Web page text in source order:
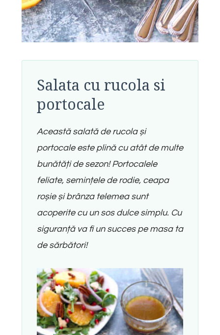
Salata cu rucola si
portocale
Această salată de rucola și
portocale este plină cu atât de multe
bunătăți de sezon! Portocalele
feliate, semințele de rodie, ceapa
roșie și brânza telemea sunt
acoperite cu un sos dulce simplu. Cu
siguranță va fi un succes pe masa ta
de sărbători!